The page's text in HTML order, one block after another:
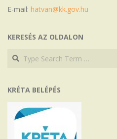
E-mail: hatvan@kk.gov.hu
KERESÉS AZ OLDALON
Search
Search
KRÉTA BELÉPÉS